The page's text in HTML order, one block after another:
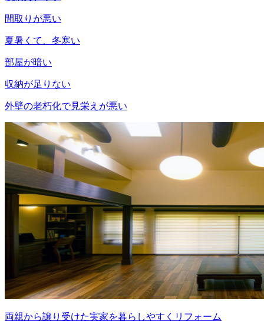
間取りが悪い
夏暑くて、冬寒い
部屋が暗い
収納が足りない
外壁の老朽化で見栄えが悪い
両親から譲り受けた実家を暮らしやすくリフォーム